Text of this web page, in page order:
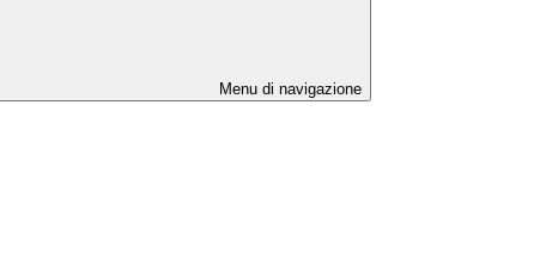
Menu di navigazione